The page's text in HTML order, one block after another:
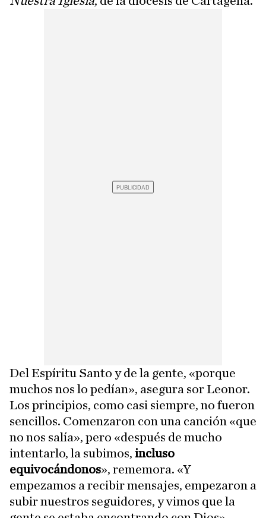
Del Espíritu Santo y de la gente, «porque
muchos nos lo pedían», asegura sor Leonor.
Los principios, como casi siempre, no fueron
sencillos. Comenzaron con una canción «que
no nos salía», pero «después de mucho
intentarlo, la subimos, incluso
equivocándonos», rememora. «Y
empezamos a recibir mensajes, empezaron a
subir nuestros seguidores, y vimos que la